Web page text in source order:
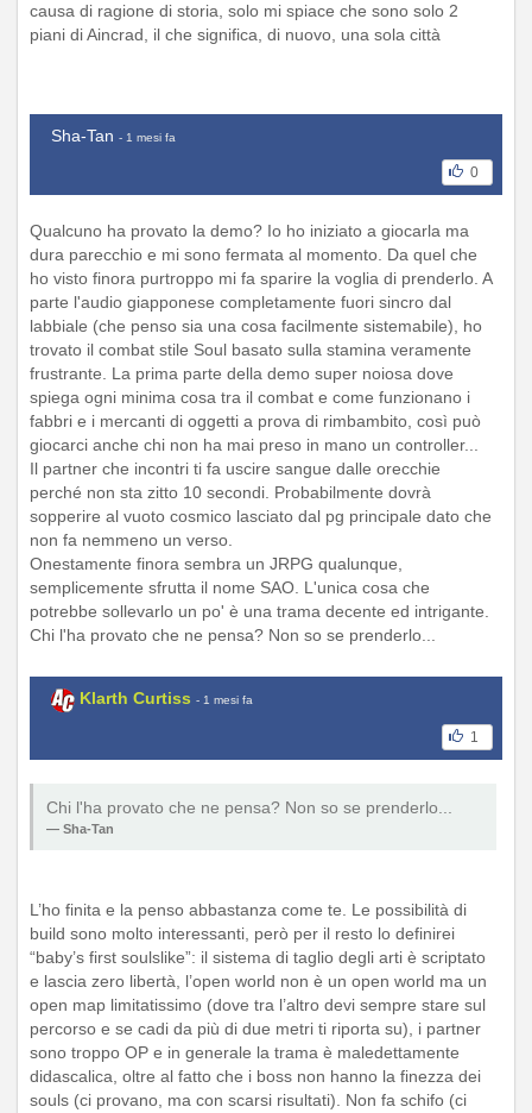
causa di ragione di storia, solo mi spiace che sono solo 2
piani di Aincrad, il che significa, di nuovo, una sola città
Sha-Tan - 1 mesi fa
0
Qualcuno ha provato la demo? Io ho iniziato a giocarla ma
dura parecchio e mi sono fermata al momento. Da quel che
ho visto finora purtroppo mi fa sparire la voglia di prenderlo. A
parte l'audio giapponese completamente fuori sincro dal
labbiale (che penso sia una cosa facilmente sistemabile), ho
trovato il combat stile Soul basato sulla stamina veramente
frustrante. La prima parte della demo super noiosa dove
spiega ogni minima cosa tra il combat e come funzionano i
fabbri e i mercanti di oggetti a prova di rimbambito, così può
giocarci anche chi non ha mai preso in mano un controller...
Il partner che incontri ti fa uscire sangue dalle orecchie
perché non sta zitto 10 secondi. Probabilmente dovrà
sopperire al vuoto cosmico lasciato dal pg principale dato che
non fa nemmeno un verso.
Onestamente finora sembra un JRPG qualunque,
semplicemente sfrutta il nome SAO. L'unica cosa che
potrebbe sollevarlo un po' è una trama decente ed intrigante.
Chi l'ha provato che ne pensa? Non so se prenderlo...
Klarth Curtiss - 1 mesi fa
1
Chi l'ha provato che ne pensa? Non so se prenderlo...
Sha-Tan
L’ho finita e la penso abbastanza come te. Le possibilità di
build sono molto interessanti, però per il resto lo definirei
“baby’s first soulslike”: il sistema di taglio degli arti è scriptato
e lascia zero libertà, l’open world non è un open world ma un
open map limitatissimo (dove tra l’altro devi sempre stare sul
percorso e se cadi da più di due metri ti riporta su), i partner
sono troppo OP e in generale la trama è maledettamente
didascalica, oltre al fatto che i boss non hanno la finezza dei
souls (ci provano, ma con scarsi risultati). Non fa schifo (ci